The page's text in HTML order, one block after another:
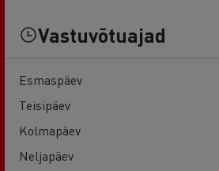
Vastuvõtuajad
Esmaspäev
Teisipäev
Kolmapäev
Neljapäev